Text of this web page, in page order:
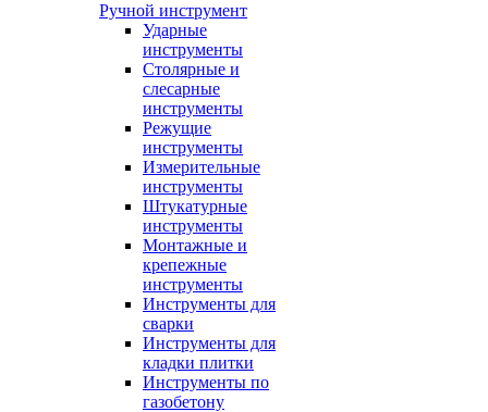
Ручной инструмент
Ударные
инструменты
Столярные и
слесарные
инструменты
Режущие
инструменты
Измерительные
инструменты
Штукатурные
инструменты
Монтажные и
крепежные
инструменты
Инструменты для
сварки
Инструменты для
кладки плитки
Инструменты по
газобетону